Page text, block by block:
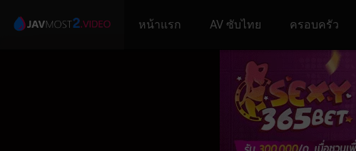
หน้าแรก AV ซับไทย ครอบครัว